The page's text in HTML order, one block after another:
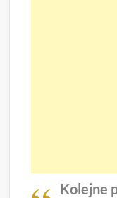
Kolejne